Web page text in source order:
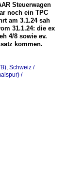
Steuerwagen
noch ein TPC
am 3.1.24 sah
31.1.24: die ex
4/8 sowie ev.
kommen.
Schweiz /
/